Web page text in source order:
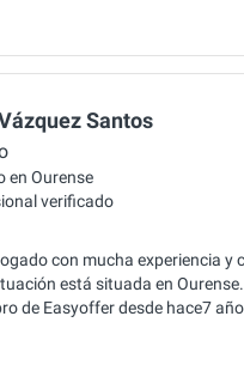
Santos
en Ourense
verificado
con mucha experiencia
está situada en
de Easyoffer desde hace7